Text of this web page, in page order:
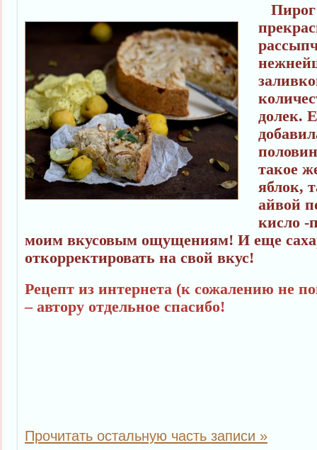
Пирог
долек.
такое
яблок,
айвой
кисло -
моим вкусовым ощущениям! И еще
откорректировать на свой вкус!
Рецепт из интернета (к сожалению не
– автору отдельное спасибо!
Прочитать остальную часть записи »